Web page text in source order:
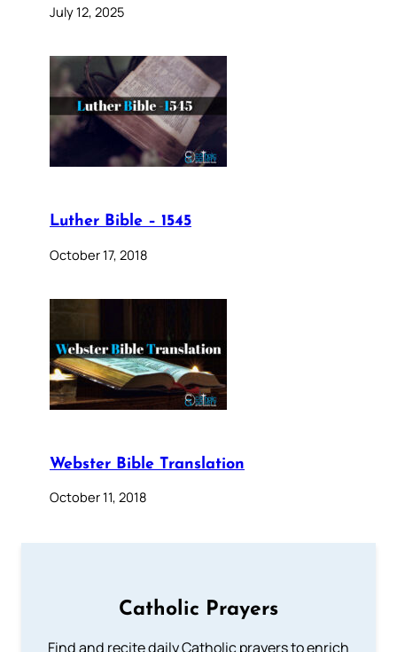
July 12, 2025
Luther Bible – 1545
October 17, 2018
Webster Bible Translation
October 11, 2018
Catholic Prayers
Find and recite daily Catholic prayers to enrich